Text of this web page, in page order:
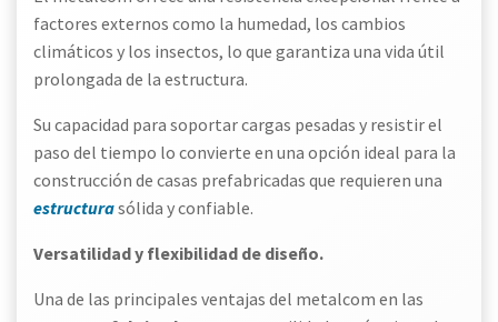
factores externos como la humedad, los cambios
climáticos y los insectos, lo que garantiza una vida útil
prolongada de la estructura.
Su capacidad para soportar cargas pesadas y resistir el
paso del tiempo lo convierte en una opción ideal para la
construcción de casas prefabricadas que requieren una
estructurasólida y confiable.
Versatilidad y flexibilidad de diseño.
Una de las principales ventajas del metalcom en las